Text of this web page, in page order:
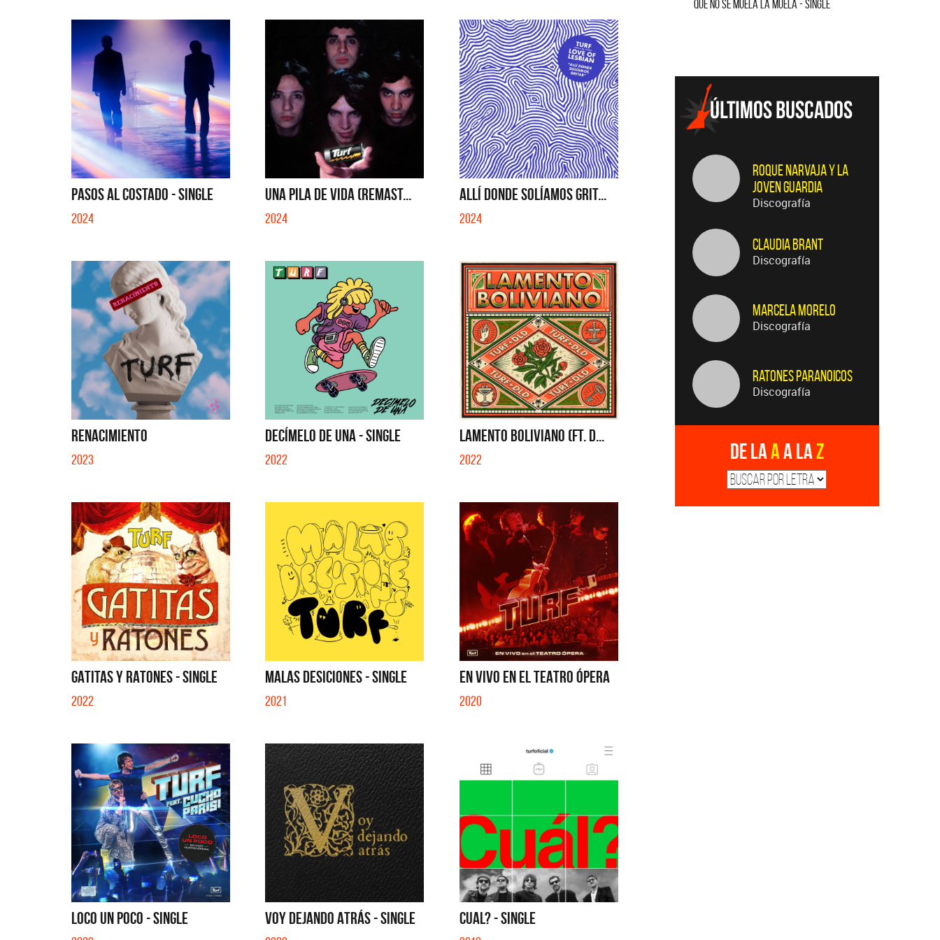
PASOS AL COSTADO - SINGLE
2024
UNA PILA DE VIDA (REMAST...
2024
ALLÍ DONDE SOLÍAMOS GRIT...
2024
RENACIMIENTO
2023
DECÍMELO DE UNA - SINGLE
2022
LAMENTO BOLIVIANO (FT. D...
2022
GATITAS Y RATONES - SINGLE
2022
MALAS DESICIONES - SINGLE
2021
EN VIVO EN EL TEATRO ÓPERA
2020
LOCO UN POCO - SINGLE VOY DEJANDO ATRÁS - SINGLE CUAL? - SINGLE
HOMENAJE A GILDA (EN VIVO) - SINGLE
Roque Narvaja y La
Joven Guardia
Discografía
Claudia Brant
Discografía
Marcela Morelo
Discografía
Ratones Paranoicos
Discografía
De laAa laZ